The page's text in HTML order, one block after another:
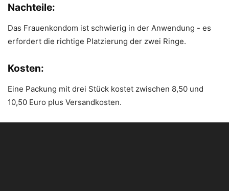
Nachteile:
Das Frauenkondom ist schwierig in der Anwendung - es
erfordert die richtige Platzierung der zwei Ringe.
Kosten:
Eine Packung mit drei Stück kostet zwischen 8,50 und
10,50 Euro plus Versandkosten.